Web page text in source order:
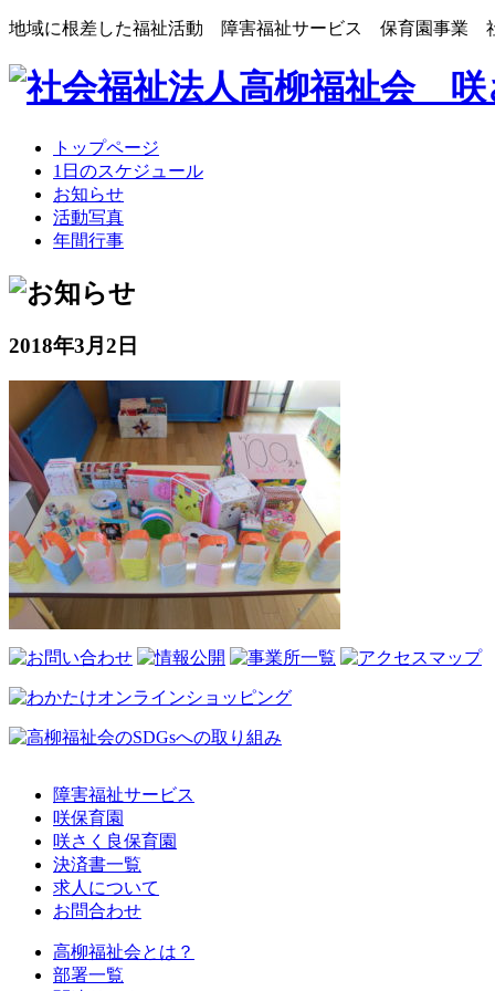
地域に根差した福祉活動 障害福祉サービス 保育園事業
トップページ
1日のスケジュール
お知らせ
活動写真
年間行事
2018年3月2日
障害福祉サービス
咲保育園
咲さく良保育園
決済書一覧
求人について
お問合わせ
高柳福祉会とは？
部署一覧